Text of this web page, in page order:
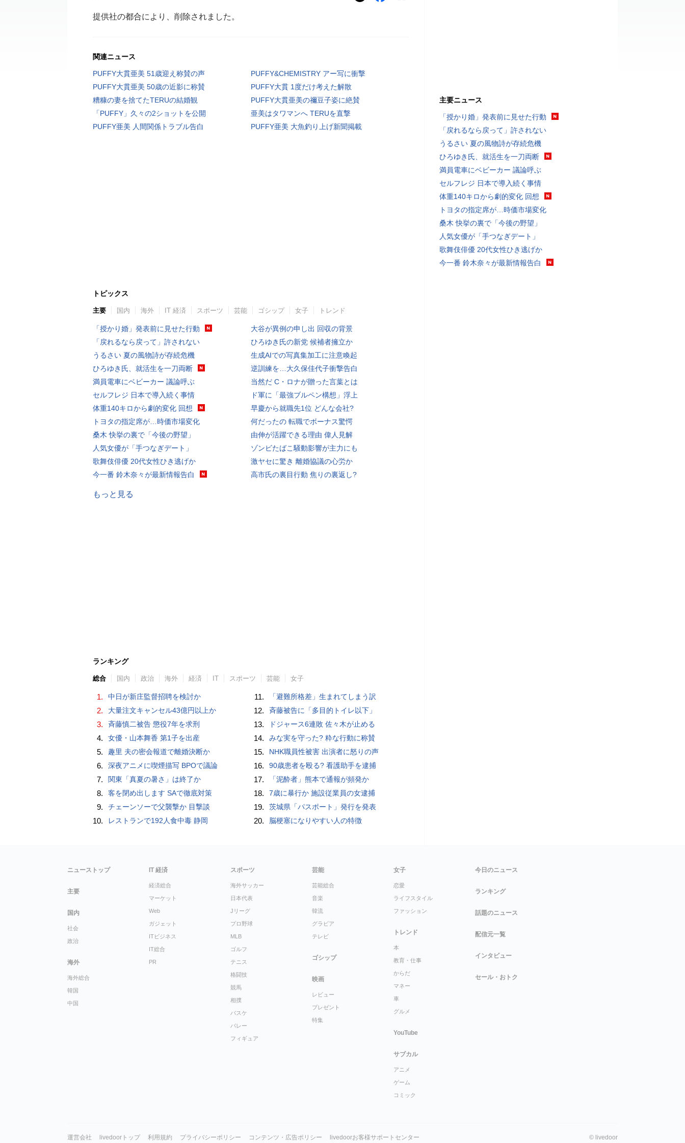
提供社の都合により、削除されました。
関連ニュース
PUFFY大貫亜美 51歳迎え称賛の声
PUFFY&CHEMISTRY アー写に衝撃
PUFFY大貫亜美 50歳の近影に称賛
PUFFY大貫 1度だけ考えた解散
糟糠の妻を捨てたTERUの結婚観
PUFFY大貫亜美の禰豆子姿に絶賛
「PUFFY」久々の2ショットを公開
亜美はタワマンへ TERUを直撃
PUFFY亜美 人間関係トラブル告白
PUFFY亜美 大魚釣り上げ新聞掲載
トピックス
主要 国内 海外 IT 経済 スポーツ 芸能 ゴシップ 女子 トレンド
「授かり婚」発表前に見せた行動
「戻れるなら戻って」許されない
うるさい 夏の風物詩が存続危機
ひろゆき氏、就活生を一刀両断
満員電車にベビーカー 議論呼ぶ
セルフレジ 日本で導入続く事情
体重140キロから劇的変化 回想
トヨタの指定席が…時価市場変化
桑木 快挙の裏で「今後の野望」
人気女優が「手つなぎデート」
歌舞伎俳優 20代女性ひき逃げか
今一番 鈴木奈々が最新情報告白
大谷が異例の申し出 回収の背景
ひろゆき氏の新党 候補者擁立か
生成AIでの写真集加工に注意喚起
逆訓練を…大久保佳代子衝撃告白
当然だ C・ロナが贈った言葉とは
ド軍に「最強ブルペン構想」浮上
早慶から就職先1位 どんな会社?
何だったの 転職でボーナス驚愕
由伸が活躍できる理由 偉人見解
ゾンビたばこ騒動影響が主力にも
激ヤセに驚き 離婚協議の心労か
高市氏の裏目行動 焦りの裏返し?
もっと見る
ランキング
総合 国内 政治 海外 経済 IT スポーツ 芸能 女子
1. 中日が新庄監督招聘を検討か
2. 大量注文キャンセル43億円以上か
3. 斉藤慎二被告 懲役7年を求刑
4. 女優・山本舞香 第1子を出産
5. 趣里 夫の密会報道で離婚決断か
6. 深夜アニメに喫煙描写 BPOで議論
7. 関東「真夏の暑さ」は終了か
8. 客を閉め出します SAで徹底対策
9. チェーンソーで父襲撃か 目撃談
10. レストランで192人食中毒 静岡
11. 「避難所格差」生まれてしまう訳
12. 斉藤被告に「多目的トイレ以下」
13. ドジャース6連敗 佐々木が止める
14. みな実を守った? 粋な行動に称賛
15. NHK職員性被害 出演者に怒りの声
16. 90歳患者を殴る? 看護助手を逮捕
17. 「泥酔者」熊本で通報が頻発か
18. 7歳に暴行か 施設従業員の女逮捕
19. 茨城県「パスポート」発行を発表
20. 脳梗塞になりやすい人の特徴
主要ニュース
「授かり婚」発表前に見せた行動
「戻れるなら戻って」許されない
うるさい 夏の風物詩が存続危機
ひろゆき氏、就活生を一刀両断
満員電車にベビーカー 議論呼ぶ
セルフレジ 日本で導入続く事情
体重140キロから劇的変化 回想
トヨタの指定席が…時価市場変化
桑木 快挙の裏で「今後の野望」
人気女優が「手つなぎデート」
歌舞伎俳優 20代女性ひき逃げか
今一番 鈴木奈々が最新情報告白
ニューストップ
主要
国内
社会
政治
海外
海外総合
韓国
中国
IT 経済
経済総合
マーケット
Web
ガジェット
ITビジネス
IT総合
PR
スポーツ
海外サッカー
日本代表
Jリーグ
プロ野球
MLB
ゴルフ
テニス
格闘技
競馬
相撲
バスケ
バレー
フィギュア
芸能
芸能総合
音楽
韓流
グラビア
テレビ
ゴシップ
映画
レビュー
プレゼント
特集
女子
恋愛
ライフスタイル
ファッション
トレンド
本
教育・仕事
からだ
マネー
車
グルメ
YouTube
サブカル
アニメ
ゲーム
コミック
今日のニュース
ランキング
話題のニュース
配信元一覧
インタビュー
セール・おトク
運営会社 livedoorトップ 利用規約 プライバシーポリシー コンテンツ・広告ポリシー livedoorお客様サポートセンター © livedoor